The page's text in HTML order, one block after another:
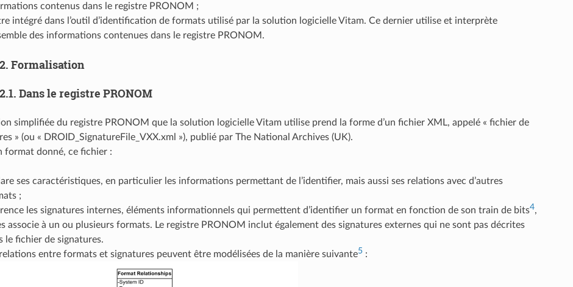
contenus dans le registre PRONOM ;
intégré dans l’outil d’identification de formats utilisé par la solution logicielle Vitam. Ce dernier utilise et interprète
des informations contenues dans le registre PRONOM.
Formalisation
Dans le registre PRONOM
simplifiée du registre PRONOM que la solution logicielle Vitam utilise prend la forme d’un fichier XML, appelé « fichier de
» (ou « DROID_SignatureFile_VXX.xml »), publié par The National Archives (UK).
format donné, ce fichier :
ses caractéristiques, en particulier les informations permettant de l’identifier, mais aussi ses relations avec d’autres
;
les signatures internes, éléments informationnels qui permettent d’identifier un format en fonction de son train de bits4,
associe à un ou plusieurs formats. Le registre PRONOM inclut également des signatures externes qui ne sont pas décrites
le fichier de signatures.
relations entre formats et signatures peuvent être modélisées de la manière suivante5: